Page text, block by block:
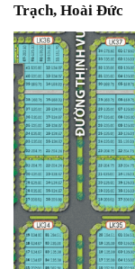
Trạch, Hoài Đức